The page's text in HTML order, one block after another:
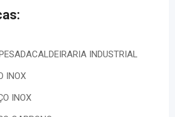
INDUSTRIAL
INOX
INOX